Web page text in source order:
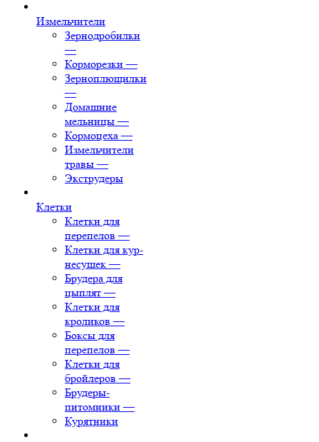
Измельчители
Зернодробилки
—
Корморезки —
Зерноплющилки
—
Домашние
мельницы —
Кормоцеха —
Измельчители
травы —
Экструдеры
Клетки
Клетки для
перепелов —
Клетки для кур-
несушек —
Брудера для
цыплят —
Клетки для
кроликов —
Боксы для
перепелов —
Клетки для
бройлеров —
Брудеры-
питомники —
Курятники